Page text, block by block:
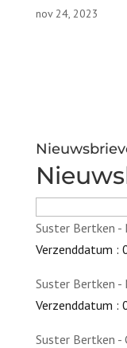
nov 24, 2023
Suster Bertken
Verzenddatum :
Suster Bertken
Verzenddatum :
Suster Bertken -